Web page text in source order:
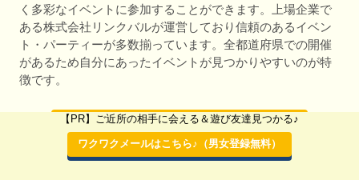
く多彩なイベントに参加することができます。上場企業で
ある株式会社リンクバルが運営しており信頼のあるイベン
ト・パーティーが多数揃っています。全都道府県での開催
があるため自分にあったイベントが見つかりやすいのが特
徴です。
街コンジャパンの公式アプリ
（DL無料♪）
【PR】ご近所の相手に会える＆遊び友達見つかる♪
ワクワクメールはこちら♪（男女登録無料）